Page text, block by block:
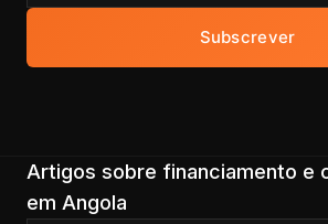
Subscrever
Artigos sobre financiamento e
em Angola